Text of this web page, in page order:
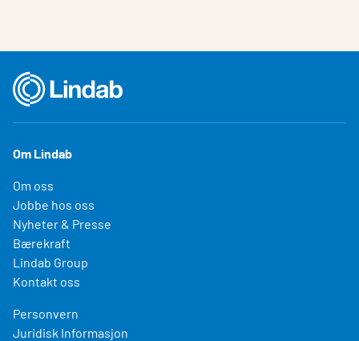
Om Lindab
Om oss
Jobbe hos oss
Nyheter & Presse
Bærekraft
Lindab Group
Kontakt oss
Personvern
Juridisk Informasjon